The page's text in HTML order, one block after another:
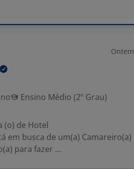
Ontem
Ensino Médio (2º Grau)
(o) de Hotel
em busca de um(a) Camareiro(a)
para fazer ...